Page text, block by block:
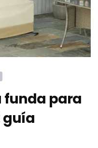
funda para
guía